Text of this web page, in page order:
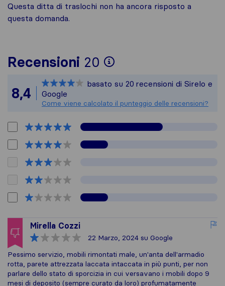
Questa ditta di traslochi non ha ancora risposto a
questa domanda.
Recensioni 20
Per avere un
Tutte le
8,4
basato su 20 recensioni di Sirelo e
Google
Come viene calcolato il punteggio delle recensioni?
Mirella Cozzi
22 Marzo, 2024 su Google
Pessimo servizio, mobili rimontati male, un'anta dell'armadio
rotta, parete attrezzata laccata intaccata in più punti, per non
parlare dello stato di sporcizia in cui versavano i mobili dopo 9
mesi di deposito (sempre curato da loro) profumatamente